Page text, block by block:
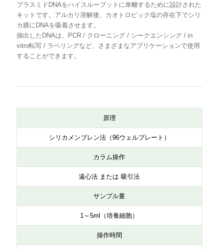
B
C
プラスミドDNAをハイスループットに単離するために設計された
キットです。アルカリ溶解後、カオトロピック塩の存在下でシリ
カ膜にDNAを吸着させます。
抽出したDNAは、PCR / クローニング / シークエンシング / in
vitro転写 / ラベリングなど、さまざまなアプリケーションで使用
することができます。
原理
シリカメンブレン法（96ウェルプレート）
カラム操作
遠心法 または 吸引法
サンプル量
1～5ml（培養細胞）
操作時間